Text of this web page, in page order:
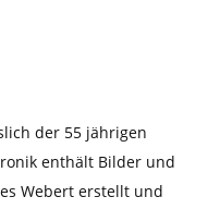
der 55 jährigen
enthält Bilder und
Webert erstellt und